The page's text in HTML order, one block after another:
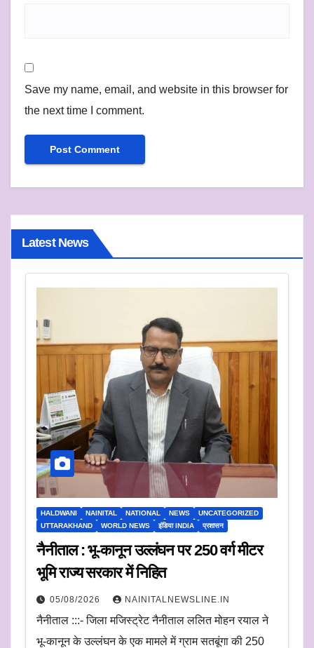
Save my name, email, and website in this browser for
the next time I comment.
Latest News
HALDWANI NAINITAL NATIONAL NEWS
UNCATEGORIZED
UTTARAKHAND
WORLD NEWS इंडिया INDIA प्रशासन
नैनीताल : भू-कानून उल्लंघन पर 250 वर्ग मीटर
भूमि राज्य सरकार में निहित
05/08/2026 NAINITALNEWSLINE.IN
नैनीताल :::- जिला मजिस्ट्रेट नैनीताल ललित मोहन रयाल ने
भू-कानून के उल्लंघन के एक मामले में ग्राम सतबूंगा की 250